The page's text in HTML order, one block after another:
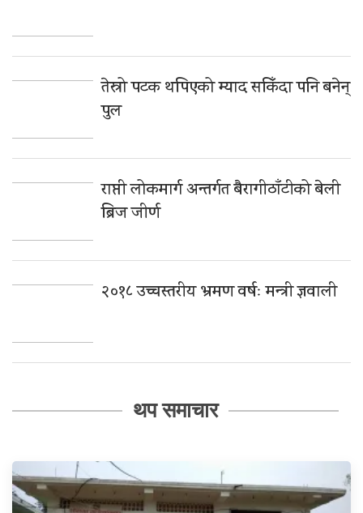
तेस्रो पटक थपिएको म्याद सकिँदा पनि बनेन्
पुल
राप्ती लोकमार्ग अन्तर्गत बैरागीठाँटीको बेली
ब्रिज जीर्ण
२०१८ उच्चस्तरीय भ्रमण वर्षः मन्त्री ज्ञवाली
थप समाचार